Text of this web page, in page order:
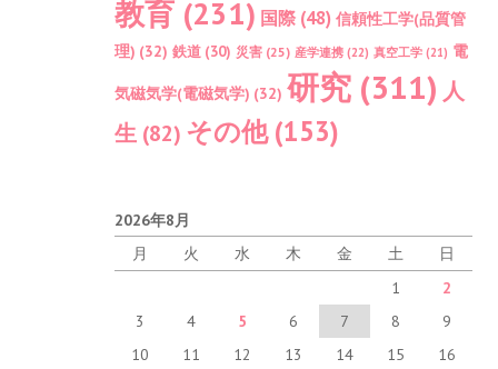
教育 (231) 国際 (48) 信頼性工学(品質管
理) (32) 鉄道 (30) 災害 (25) 産学連携 (22) 真空工学 (21) 電
気磁気学(電磁気学) (32) 研究 (311) 人
生 (82) その他(153)
2026年8月
月
火 水 木 金 土
日
1
2
3
4 5 6 7 8
9
10
11 12 13 14 15
16